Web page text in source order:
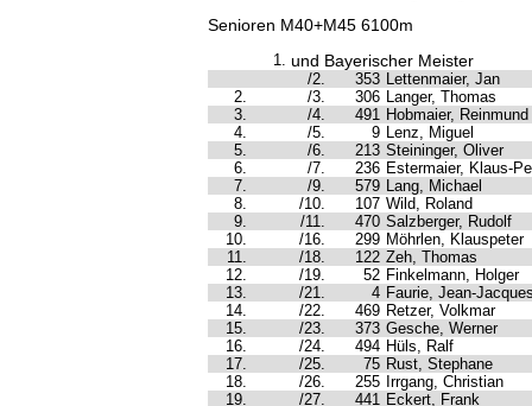
Senioren M40+M45 6100m
1. und Bayerischer Meister
/2. 353 Lettenmaier, Jan
2.
/3. 306 Langer, Thomas
3.
/4. 491 Hobmaier, Reinmund
4.
/5. 9 Lenz, Miguel
5.
/6. 213 Steininger, Oliver
6.
/7. 236 Estermaier, Klaus-
7.
/9. 579 Lang, Michael
8.
/10. 107 Wild, Roland
9.
/11. 470 Salzberger, Rudolf
10.
/16. 299 Möhrlen, Klauspeter
11.
/18. 122 Zeh, Thomas
12.
/19. 52 Finkelmann, Holger
13.
/21. 4 Faurie, Jean-
14.
/22. 469 Retzer, Volkmar
15.
/23. 373 Gesche, Werner
16.
/24. 494 Hüls, Ralf
17.
/25. 75 Rust, Stephane
18.
/26. 255 Irrgang, Christian
19.
/27. 441 Eckert, Frank